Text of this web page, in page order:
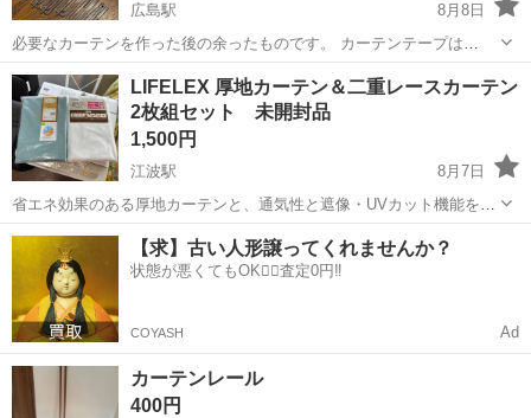
広島駅
8月8日
必要なカーテンを作った後の余ったものです。 カーテンテープは
340cm強あり、一間分のカーテンを余裕を持って作れる長さです。 付
属していたフックはあと7個しかありませんので、買い足してお使いい
ただく必要があります。 ...
広島 広島市 カーテン、ブラインド
LIFELEX 厚地カーテン＆二重レースカーテン
2枚組セット 未開封品
1,500円
江波駅
8月7日
省エネ効果のある厚地カーテンと、通気性と遮像・UVカット機能を備
えた二重レースカーテンのセットです。 - ブランド: LIFELEX - 厚地カ
ーテンサイズ: 巾100cm×丈135cm - レースカーテンサイズ: 巾10...
広島 広島市 江波駅 カーテン、ブラインド
【求】古い人形譲ってくれませんか？
状態が悪くてもOK🙆‍♀️査定0円‼️
COYASH Ad
カーテンレール
400円